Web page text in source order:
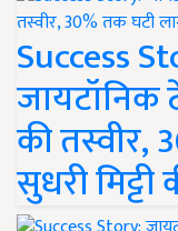
Success
जायटॉनिक
की
सुधरी